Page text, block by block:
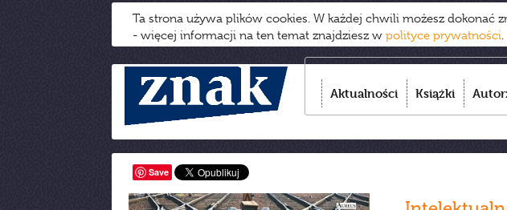
Ta strona używa plików cookies. W każdej chwili możesz dokonać
- więcej informacji na ten temat znajdziesz w polityce prywatności.
Aktualności Książki
Save